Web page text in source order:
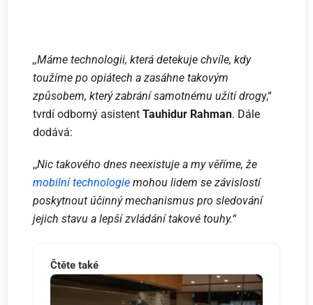
,,Máme technologii, která detekuje chvíle, kdy
toužíme po opiátech a zasáhne takovým
způsobem, který zabrání samotnému užití drogy,“
tvrdí odborný asistentTauhidur Rahman. Dále
dodává:
,,Nic takového dnes neexistuje a my věříme, že
mobilní technologie mohou lidem se závislostí
poskytnout účinný mechanismus pro sledování
jejich stavu a lepší zvládání takové touhy.“
Čtěte také